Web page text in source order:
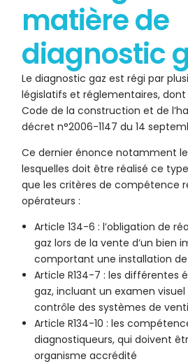
matière de
diagnostic
Le diagnostic gaz est régi par
législatifs et réglementaires,
Code de la construction et de
décret n°2006-1147 du 14
Ce dernier énonce notamment
lesquelles doit être réalisé ce
que les critères de compétence
opérateurs :
Article 134-6 : l’obligation de
gaz lors de la vente d’un bien
comportant une installation de
Article R134-7 : les différentes
gaz, incluant un examen
contrôle des systèmes de
Article R134-10 : les
diagnostiqueurs, qui doivent
organisme accrédité